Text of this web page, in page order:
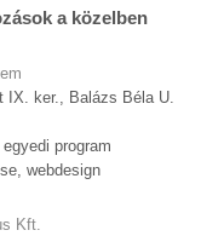
a közelben
IX. ker., Balázs Béla U.
program
webdesign
Kft.